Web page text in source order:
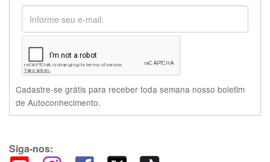
Cadastre-se grátis para receber toda semana nosso boletim
de Autoconhecimento.
Siga-nos: